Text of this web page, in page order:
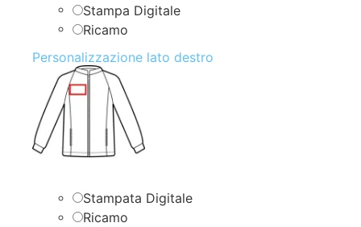
Stampa Digitale
Ricamo
Personalizzazione lato destro
Stampata Digitale
Ricamo